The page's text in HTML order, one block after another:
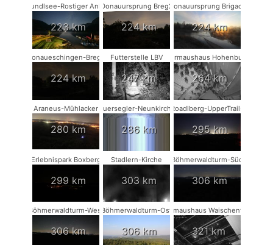
Grundlsee-Rostiger Anker
223 km
Donauursprung Breg2
224 km
Donauursprung Brigach
224 km
Donaueschingen-Breg2
224 km
Futterstelle LBV
247 km
Fledermaushaus Hohenburg #2
264 km
Araneus-Mühlacker
280 km
Mauersegler-Neunkirchen
286 km
Roadlberg-UpperTrails
295 km
Erlebnispark Boxberg
299 km
Stadlern-Kirche
303 km
Böhmerwaldturm-Süd
306 km
Böhmerwaldturm-West
306 km
Böhmerwaldturm-Ost
306 km
Fledermaushaus Waischenfeld #3
321 km